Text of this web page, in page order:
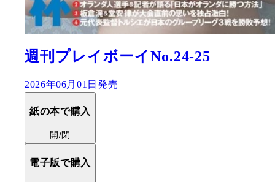
週刊プレイボーイNo.24-25
2026年06月01日発売
紙の本で購入
開/閉
電子版で購入